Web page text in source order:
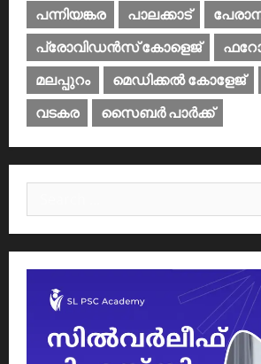
പന്നിയങ്കര
പാലക്കാട്‌
പ്രോവിഡന്‍സ് കോളെജ്‌
മലപ്പുറം
മെഡിക്കൽ കോളേജ്‌
വടകര
സൈബര്‍ പാര്‍ക്ക്‌
for: